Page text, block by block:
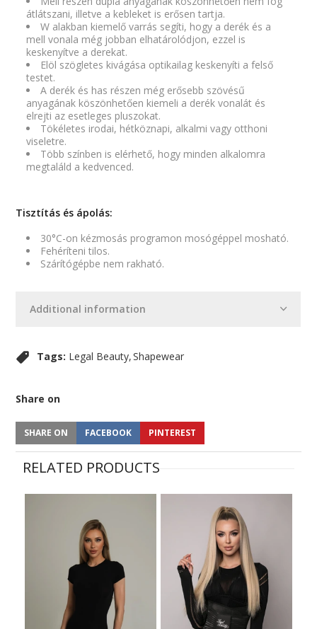
Additional information
átlátszani, illetve a kebleket is erősen tartja.
W alakban kiemelő varrás segíti, hogy a derék és a
mell vonala még jobban elhatárolódjon, ezzel is
keskenyítve a derekat.
Elöl szögletes kivágása optikailag keskenyíti a felső
testet.
A derék és has részen még erősebb szövésű
anyagának köszönhetően kiemeli a derék vonalát és
elrejti az esetleges pluszokat.
Tökéletes irodai, hétköznapi, alkalmi vagy otthoni
viseletre.
Több színben is elérhető, hogy minden alkalomra
megtaláld a kedvenced.
Tisztítás és ápolás:
30°C-on kézmosás programon mosógéppel mosható.
Fehéríteni tilos.
Szárítógépbe nem rakható.
Tags: Legal Beauty Shapewear
Share on
SHARE ON FACEBOOK PINTEREST
RELATED PRODUCTS